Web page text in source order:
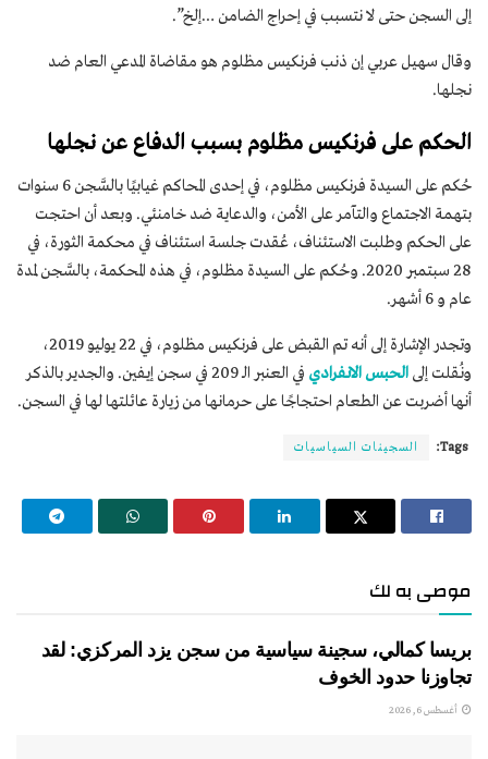
إلى السجن حتى لا نتسبب في إحراج الضامن …إلخ”.
وقال سهيل عربي إن ذنب فرنكيس مظلوم هو مقاضاة المدعي العام ضد
نجلها.
الحكم على فرنكيس مظلوم بسبب الدفاع عن نجلها
حُكم على السيدة فرنكيس مظلوم، في إحدى المحاكم غيابيًا بالسَّجن 6 سنوات
بتهمة الاجتماع والتآمر على الأمن، والدعاية ضد خامنئي. وبعد أن احتجت
على الحكم وطلبت الاستئناف، عُقدت جلسة استئناف في محكمة الثورة، في
28 سبتمبر 2020. وحُكم على السيدة مظلوم، في هذه المحكمة، بالسَّجن لمدة
عام و 6 أشهر.
وتجدر الإشارة إلى أنه تم القبض على فرنكيس مظلوم، في 22 يوليو 2019،
ونُقلت إلى الحبس الانفرادي
في العنبر الـ 209 في سجن إيفين. والجدير بالذكر
أنها أضربت عن الطعام احتجاجًا على حرمانها من زيارة عائلتها لها في السجن.
Tags: السجينات السياسيات
موصى به لك
بريسا كمالي، سجينة سياسية من سجن يزد المركزي: لقد
تجاوزنا حدود الخوف
أغسطس 6, 2026